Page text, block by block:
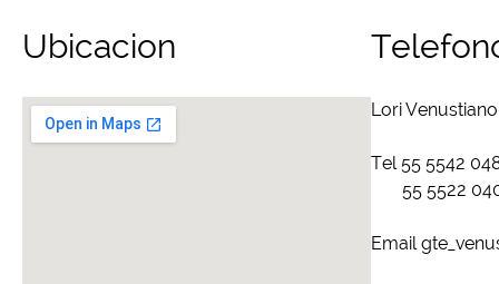
Ubicacion
Lori
Tel 55 5542
55 5522
Email